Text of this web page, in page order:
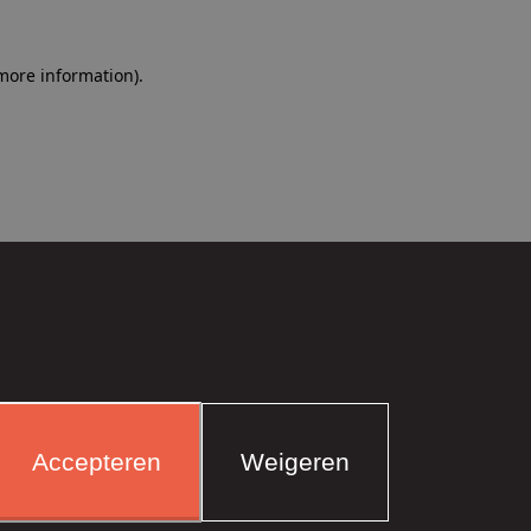
information).
Accepteren Weigeren